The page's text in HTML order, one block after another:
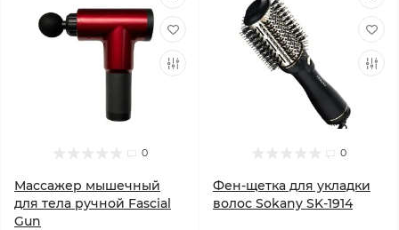
0
Массажер мышечный
для тела ручной Fascial
Gun
0
Фен-щетка для укладки
волос Sokany SK-1914